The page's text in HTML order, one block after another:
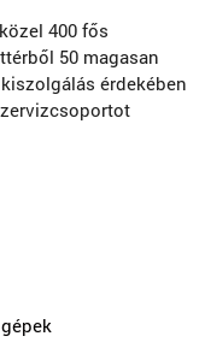
400 fős
50 magasan
érdekében